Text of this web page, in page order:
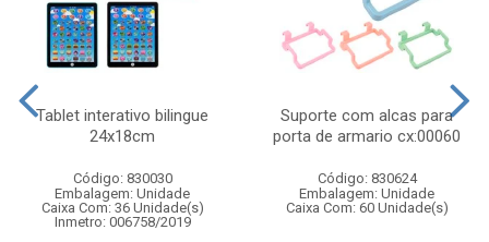
Tablet interativo bilingue
24x18cm
Código: 830030
Embalagem: Unidade
Caixa Com: 36 Unidade(s)
Inmetro: 006758/2019
Suporte com alcas para
porta de armario cx:00060
Código: 830624
Embalagem: Unidade
Caixa Com: 60 Unidade(s)